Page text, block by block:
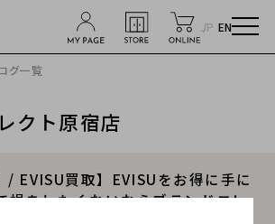
JP EN
グ一覧
クト原宿店
/ EVISU買取】EVISUをお得に手に
損をしたくないならブランドコレ